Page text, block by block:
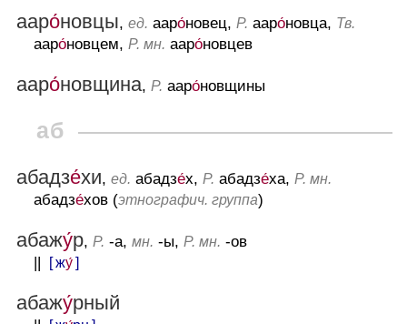
ааро́новцы, ед. ааро́новец, Р. ааро́новца, Тв.
ааро́новцем, Р. мн. ааро́новцев
ааро́новщина, Р. ааро́новщины
аб
абадзе́хи, ед. абадзе́х, Р. абадзе́ха, Р. мн.
абадзе́хов (этнографич. группа)
абажу́р, Р. -а, мн. -ы, Р. мн. -ов
[ жу́]
абажу́рный